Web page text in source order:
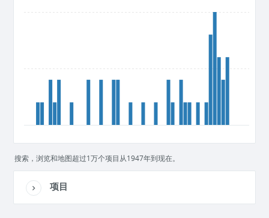
搜索，浏览和地图超过1万个项目从1947年到现在。
项目